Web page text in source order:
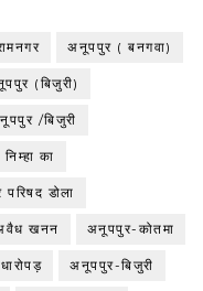
अनूपपुर ( बनगवा)
(बिजुरी)
/बिजुरी
का
डोला
खनन अनूपपुर-कोतमा
अनूपपुर-बिजुरी